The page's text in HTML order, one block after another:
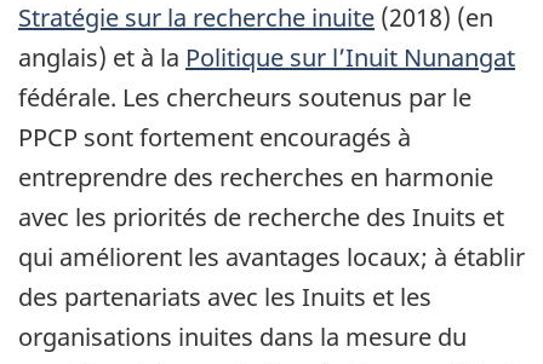
Stratégie sur la recherche inuite (2018) (en
anglais) et à la Politique sur l’Inuit Nunangat
fédérale. Les chercheurs soutenus par le
PPCP sont fortement encouragés à
entreprendre des recherches en harmonie
avec les priorités de recherche des Inuits et
qui améliorent les avantages locaux; à établir
des partenariats avec les Inuits et les
organisations inuites dans la mesure du